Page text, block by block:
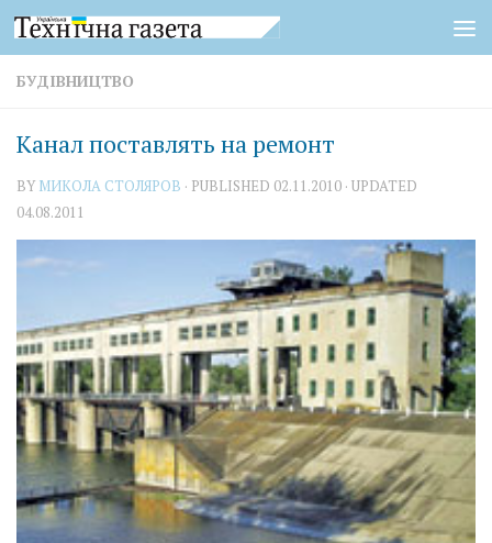
Skip to content
БУДІВНИЦТВО
Канал поставлять на ремонт
BY МИКОЛА СТОЛЯРОВ · PUBLISHED 02.11.2010 · UPDATED
04.08.2011